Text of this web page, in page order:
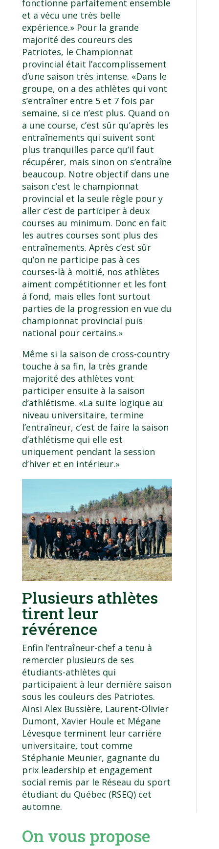
fonctionne parfaitement ensemble
et a vécu une très belle
expérience.» Pour la grande
majorité des coureurs des
Patriotes, le Championnat
provincial était l’accomplissement
d’une saison très intense. «Dans le
groupe, on a des athlètes qui vont
s’entraîner entre 5 et 7 fois par
semaine, si ce n’est plus. Quand on
a une course, c’est sûr qu’après les
entraînements qui suivent sont
plus tranquilles parce qu’il faut
récupérer, mais sinon on s’entraîne
beaucoup. Notre objectif dans une
saison c’est le championnat
provincial et la seule règle pour y
aller c’est de participer à deux
courses au minimum. Donc en fait
les autres courses sont plus des
entraînements. Après c’est sûr
qu’on ne participe pas à ces
courses-là à moitié, nos athlètes
aiment compétitionner et les font
à fond, mais elles font surtout
parties de la progression en vue du
championnat provincial puis
national pour certains.»
Même si la saison de cross-country
touche à sa fin, la très grande
majorité des athlètes vont
participer ensuite à la saison
d’athlétisme. «La suite logique au
niveau universitaire, termine
l’entraîneur, c’est de faire la saison
d’athlétisme qui elle est
uniquement pendant la session
d’hiver et en intérieur.»
Plusieurs athlètes
tirent leur
révérence
Enfin l’entraîneur-chef a tenu à
remercier plusieurs de ses
étudiants-athlètes qui
participaient à leur dernière saison
sous les couleurs des Patriotes.
Ainsi Alex Bussière, Laurent-Olivier
Dumont, Xavier Houle et Mégane
Lévesque terminent leur carrière
universitaire, tout comme
Stéphanie Meunier, gagnante du
prix leadership et engagement
social remis par le Réseau du sport
étudiant du Québec (RSEQ) cet
automne.
On vous propose